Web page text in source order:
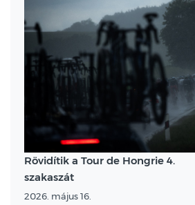
Rövidítik a Tour de Hongrie 4.
szakaszát
2026. május 16.